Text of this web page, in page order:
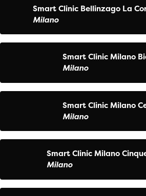
Smart Clinic Bellinzago La
Milano
Smart Clinic Milano
Milano
Smart Clinic Milano
Milano
Smart Clinic Milano
Milano